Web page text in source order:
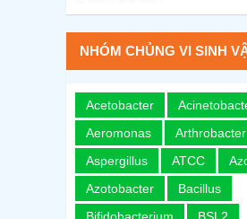
NHÓM CHỦNG VI SINH
Acetobacter
Aeromonas
Arthrobacter
Aspergillus
ATCC
Azotobacter
Bacillus
Bifidobacterium
BSL2